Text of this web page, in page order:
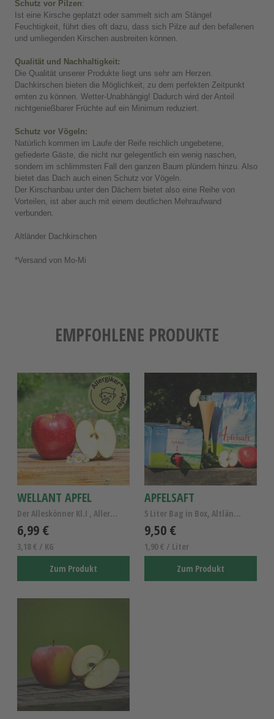
Schutz vor Pilzen:
Ist eine Kirsche geplatzt oder sammelt sich am Stängel
Feuchtigkeit, führt dies oft dazu, dass sich Pilze auf den befallenen
und umliegenden Kirschen ausbreiten können.
Qualität und Nachhaltigkeit:
Die Qualität unserer Produkte liegt uns sehr am Herzen.
Dachkirschen bieten die Möglichkeit, zu dem perfekten Zeitpunkt
ernten zu können. Wetter-Unabhängig! Dadurch wird der Anteil
nichtgenießbarer Früchte auf ein Minimum reduziert.
Schutz vor Vögeln:
Natürlich kommen im Laufe der Reife reichlich ungebetene,
gefiederte Gäste, die nicht nur gelegentlich ein wenig naschen,
sondern im schlimmsten Fall den ganzen Baum plündern hinzu. Also
bietet das Dach auch einen Schutz vor Vögeln.
Der Kirschanbau unter den Dächern bietet also eine Reihe von
Vorteilen, ist aber auch mit einem deutlichen Mehraufwand
verbunden.
Altländer Dachkirschen
*Versand von Mo-Mi
EMPFOHLENE PRODUKTE
WELLANT APFEL
Der Alleskönner Kl.I , Allergiker Apfel Wellant
6,99 €
3,18 € / KG
Zum Produkt
APFELSAFT
5 Liter Bag in Box, Altländer Apfelsaft naturtrüb
9,50 €
1,90 € / Liter
Zum Produkt